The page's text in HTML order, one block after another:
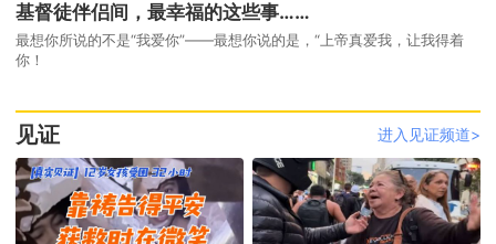
基督徒伴侣间，最幸福的这些事……
最想你所说的不是“我爱你”——最想你说的是，“上帝真爱我，让我得着
你！
见证 进入见证频道>